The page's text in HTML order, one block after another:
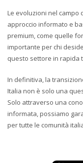
Le evoluzioni nel campo
approccio informato e
premium, come quelle
importante per chi
questo settore in rapida
In definitiva, la
Italia non è solo una
Solo attraverso una
informata, possiamo
per tutte le comunità